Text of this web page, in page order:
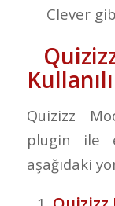
Clever
Quizizz
plugin ile
aşağıdaki